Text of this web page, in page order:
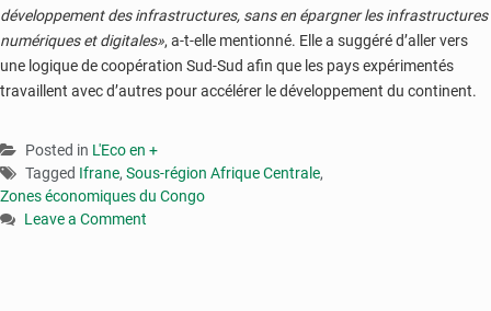
développement des infrastructures, sans en épargner les infrastructures
numériques et digitales», a-t-elle mentionné. Elle a suggéré d’aller vers
une logique de coopération Sud-Sud afin que les pays expérimentés
travaillent avec d’autres pour accélérer le développement du continent.
Posted in L'Eco en +
Tagged Ifrane, Sous-région Afrique Centrale,
Zones économiques du Congo
Leave a Comment